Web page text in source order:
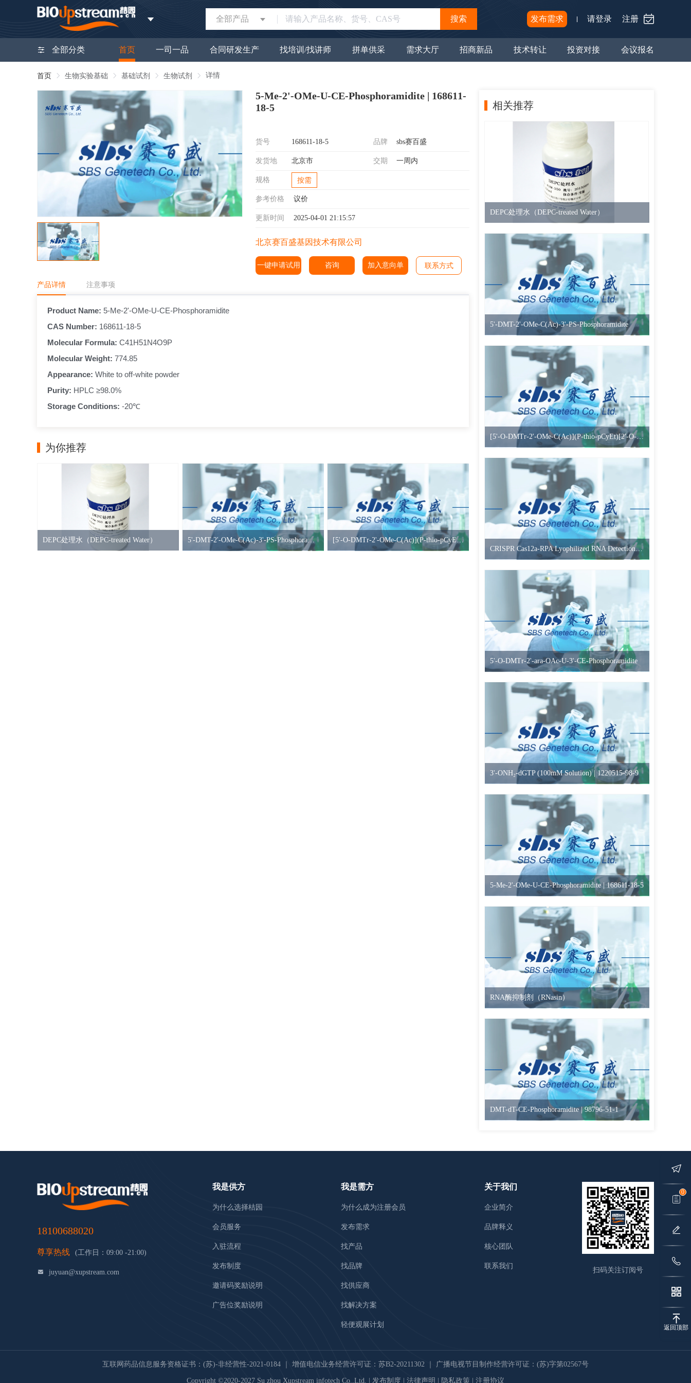
全部产品 搜索 发布需求 请登录 注册
全部分类 首页 一司一品 合同研发生产 找培训/找讲师 拼单供采 需求大厅 招商新品 技术转让 投资对接 会议报名
首页 生物实验基础 基础试剂 生物试剂 详情
5-Me-2'-OMe-U-CE-Phosphoramidite | 168611-
18-5
货号 168611-18-5 品牌 sbs赛百盛
发货地 北京市 交期 一周内
规格 按需
参考价格 议价
更新时间 2025-04-01 21:15:57
北京赛百盛基因技术有限公司
一键申请试用 咨询 加入意向单 联系方式
产品详情 注意事项
Product Name: 5-Me-2'-OMe-U-CE-Phosphoramidite
CAS Number: 168611-18-5
Molecular Formula: C41H51N4O9P
Molecular Weight: 774.85
Appearance: White to off-white powder
Purity: HPLC ≥98.0%
Storage Conditions: -20℃
为你推荐
DEPC处理水（DEPC-treated Water） 5'-DMT-2'-OMe-C(Ac)-3'-PS-Phosphoramidite [5'-O-DMTr-2'-OMe-C(Ac)](P-thio-pCyEt)[2'-O-Me-G(iBu)-3'-CE-Phosphoramidite]
相关推荐
DEPC处理水（DEPC-treated Water）
5'-DMT-2'-OMe-C(Ac)-3'-PS-Phosphoramidite
[5'-O-DMTr-2'-OMe-C(Ac)](P-thio-pCyEt)[2'-O-Me-G(iBu)-3'-CE-Phosphoramidite]
CRISPR Cas12a-RPA Lyophilized RNA Detection Kit (Two-Step)
5'-O-DMTr-2'-ara-OAc-U-3'-CE-Phosphoramidite
3'-ONH₂-dGTP (100mM Solution) | 1220515-98-9
5-Me-2'-OMe-U-CE-Phosphoramidite | 168611-18-5
RNA酶抑制剂（RNasin）
DMT-dT-CE-Phosphoramidite | 98796-51-1
18100688020
尊享热线 (工作日：09:00 -21:00)
juyuan@xupstream.com
我是供方
为什么选择桔园
会员服务
入驻流程
发布制度
邀请码奖励说明
广告位奖励说明
我是需方
为什么成为注册会员
发布需求
找产品
找品牌
找供应商
找解决方案
轻便观展计划
关于我们
企业简介
品牌释义
核心团队
联系我们
扫码关注订阅号
互联网药品信息服务资格证书：(苏)-非经营性-2021-0184 增值电信业务经营许可证：苏B2-20211302 广播电视节目制作经营许可证：(苏)字第02567号
Copyright ©2020-2027 Su zhou Xupstream infotech Co.,Ltd. | 发布制度 法律声明 隐私政策 注册协议
0
返回顶部